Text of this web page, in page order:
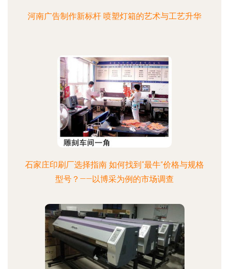
河南广告制作新标杆 喷塑灯箱的艺术与工艺升华
石家庄印刷厂选择指南 如何找到“最牛”价格与规格
型号？——以博采为例的市场调查